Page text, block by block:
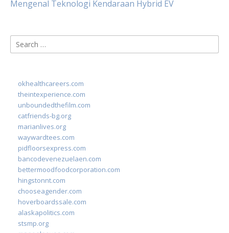
Mengenal Teknologi Kendaraan Hybrid EV
Search
for:
okhealthcareers.com
theintexperience.com
unboundedthefilm.com
catfriends-bg.org
marianlives.org
waywardtees.com
pidfloorsexpress.com
bancodevenezuelaen.com
bettermoodfoodcorporation.com
hingstonnt.com
chooseagender.com
hoverboardssale.com
alaskapolitics.com
stsmp.org